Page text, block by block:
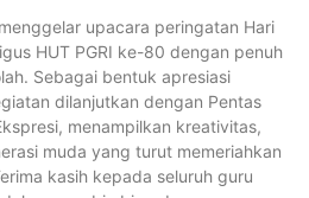
upacara peringatan Hari
HUT PGRI ke-80 dengan penuh
Sebagai bentuk apresiasi
dilanjutkan dengan Pentas
menampilkan kreativitas,
muda yang turut memeriahkan
kasih kepada seluruh guru